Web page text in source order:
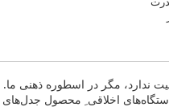
ندارد، مگر در اسطوره ذهنی
اخلاقی ِ محصول